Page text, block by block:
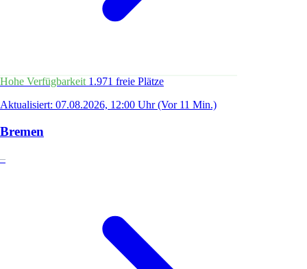
Hohe Verfügbarkeit 1.971 freie Plätze
Aktualisiert: 07.08.2026, 12:00 Uhr(Vor 11 Min.)
Bremen
–